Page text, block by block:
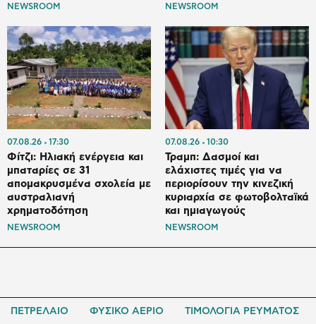
NEWSROOM NEWSROOM
07.08.26 17:30
Φίτζι: Ηλιακή ενέργεια και
μπαταρίες σε 31
απομακρυσμένα σχολεία με
αυστραλιανή
χρηματοδότηση
NEWSROOM
07.08.26 10:30
Τραμπ: Δασμοί και
ελάχιστες τιμές για να
περιορίσουν την κινεζική
κυριαρχία σε φωτοβολταϊκά
και ημιαγωγούς
NEWSROOM
ΠΕΤΡΕΛΑΙΟ ΦΥΣΙΚΟ ΑΕΡΙΟ ΤΙΜΟΛΟΓΙΑ ΡΕΥΜΑΤΟΣ